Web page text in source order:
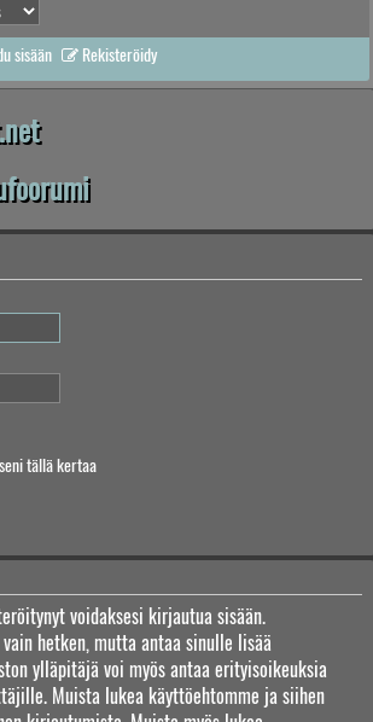
sisään Rekisteröidy
tällä kertaa
voidaksesi kirjautua sisään.
hetken, mutta antaa sinulle lisää
ylläpitäjä voi myös antaa erityisoikeuksia
Muista lukea käyttöehtomme ja siihen